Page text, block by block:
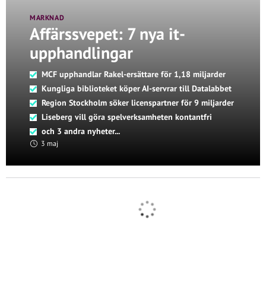
MARKNAD
Affärssvepet: 7 nya it-
upphandlingar
MCF upphandlar Rakel-ersättare för 1,18 miljarder
Kungliga biblioteket köper AI-servrar till Datalabbet
Region Stockholm söker licenspartner för 9 miljarder
Liseberg vill göra spelverksamheten kontantfri
och 3 andra nyheter...
3 maj